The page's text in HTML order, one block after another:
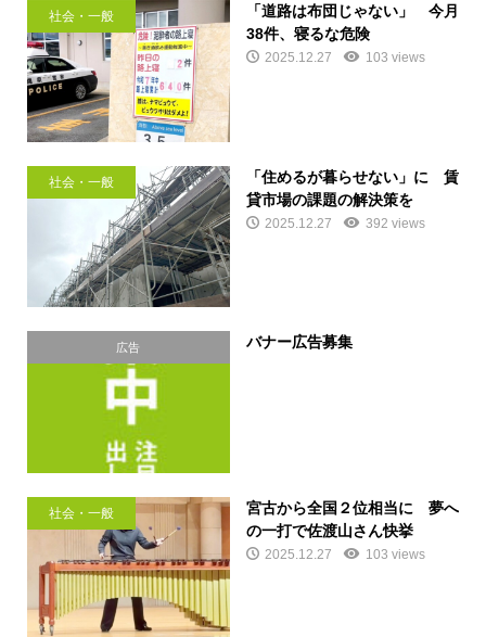
社会・一般
「道路は布団じゃない」 今月
38件、寝るな危険
2025.12.27 103 views
社会・一般
「住めるが暮らせない」に 賃
貸市場の課題の解決策を
2025.12.27 392 views
広告 バナー広告募集
社会・一般
宮古から全国２位相当に 夢へ
の一打で佐渡山さん快挙
2025.12.27 103 views